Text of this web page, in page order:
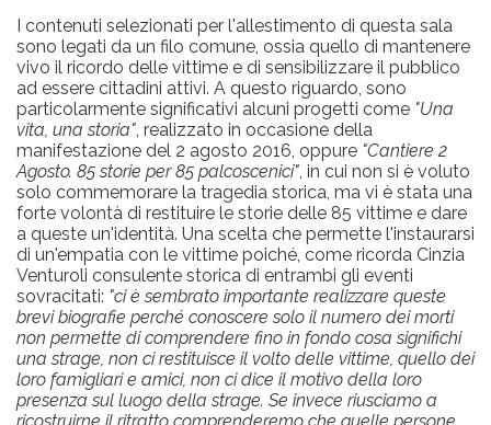
I contenuti selezionati per l'allestimento di questa sala
sono legati da un filo comune, ossia quello di mantenere
vivo il ricordo delle vittime e di sensibilizzare il pubblico
ad essere cittadini attivi. A questo riguardo, sono
particolarmente significativi alcuni progetti come "Una
vita, una storia", realizzato in occasione della
manifestazione del 2 agosto 2016, oppure "Cantiere 2
Agosto. 85 storie per 85 palcoscenici", in cui non si è voluto
solo commemorare la tragedia storica, ma vi è stata una
forte volontà di restituire le storie delle 85 vittime e dare
a queste un'identità. Una scelta che permette l'instaurarsi
di un'empatia con le vittime poiché, come ricorda Cinzia
Venturoli consulente storica di entrambi gli eventi
sovracitati: "ci è sembrato importante realizzare queste
brevi biografie perché conoscere solo il numero dei morti
non permette di comprendere fino in fondo cosa significhi
una strage, non ci restituisce il volto delle vittime, quello dei
loro famigliari e amici, non ci dice il motivo della loro
presenza sul luogo della strage. Se invece riusciamo a